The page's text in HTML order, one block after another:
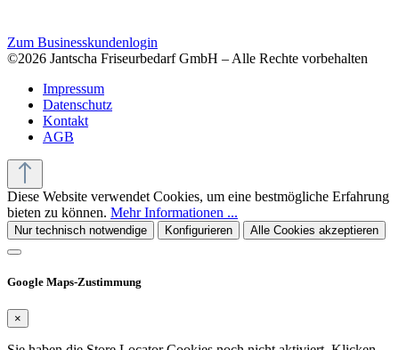
Zum Businesskundenlogin
©2026 Jantscha Friseurbedarf GmbH – Alle Rechte vorbehalten
Impressum
Datenschutz
Kontakt
AGB
Diese Website verwendet Cookies, um eine bestmögliche Erfahrung
bieten zu können. Mehr Informationen ...
Nur technisch notwendige Konfigurieren Alle Cookies akzeptieren
Google Maps-Zustimmung
×